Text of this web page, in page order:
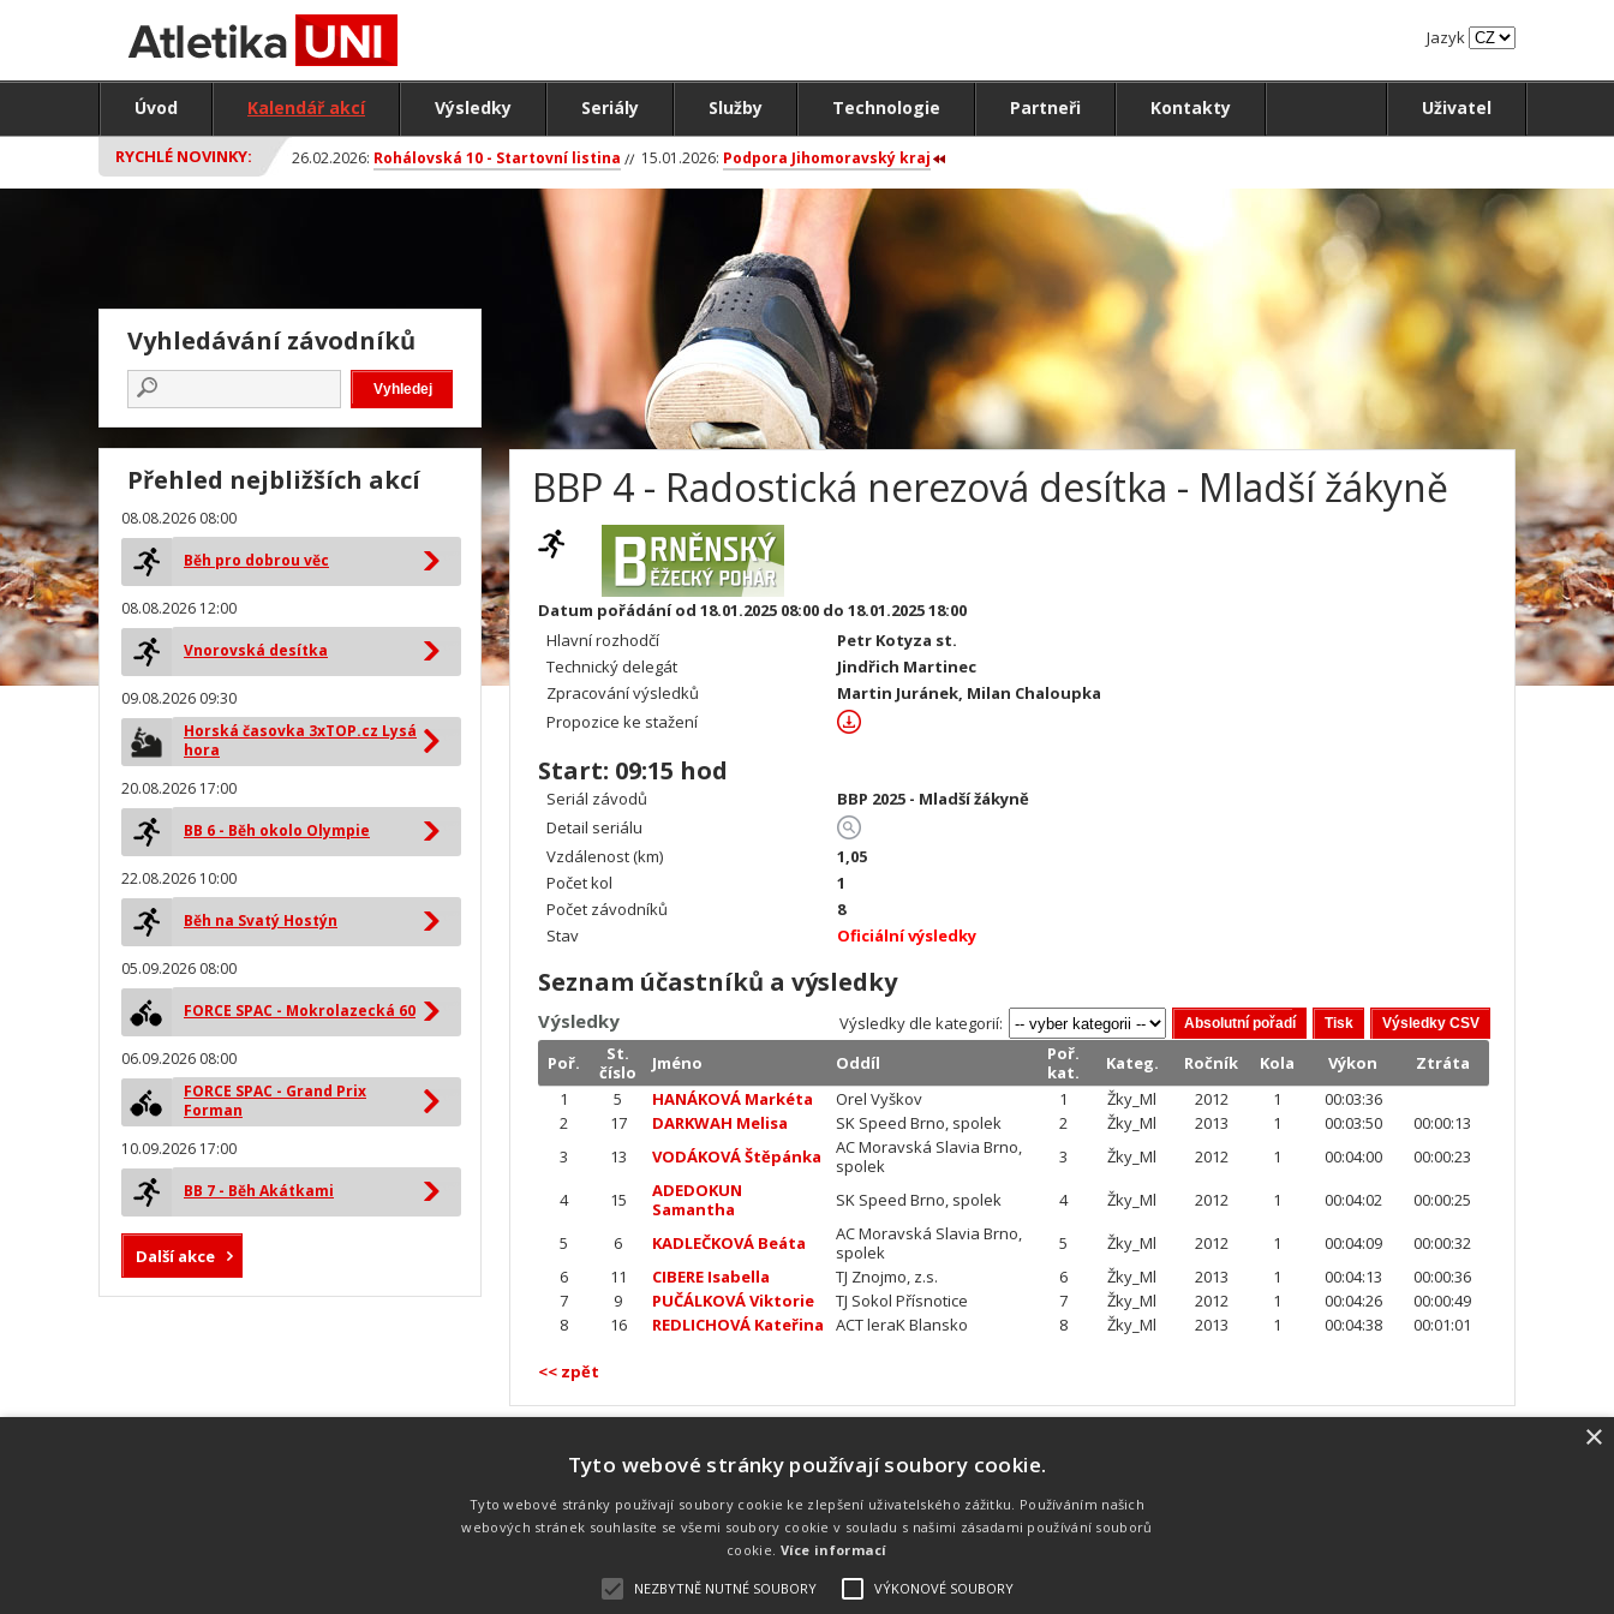
Jazyk
Úvod Kalendář akcí Výsledky Seriály Služby Technologie Partneři Kontakty Uživatel
RYCHLÉ NOVINKY: 26.02.2026: Rohálovská 10 - Startovní listina 15.01.2026: Podpora Jihomoravský kraj
BBP 4 - Radostická nerezová desítka - Mladší žákyně
Datum pořádání od 18.01.2025 08:00 do 18.01.2025 18:00
Hlavní rozhodčí
Petr Kotyza st.
Technický delegát
Jindřich Martinec
Zpracování výsledků
Martin Juránek, Milan Chaloupka
Propozice ke stažení
Start: 09:15 hod
Seriál závodů
BBP 2025 - Mladší žákyně
Detail seriálu
Vzdálenost (km)
1,05
Počet kol
1
Počet závodníků
8
Stav
Oficiální výsledky
Seznam účastníků a výsledky
Výsledky
Výsledky dle kategorií:
Poř.
St.
číslo
Jméno Oddíl
Poř.
kat.
Kateg. Ročník Kola Výkon
Ztráta
1
5 HANÁKOVÁ Markéta Orel Vyškov 1 Žky_Ml 2012 1
00:03:36
2
17 DARKWAH Melisa SK Speed Brno, spolek 2 Žky_Ml 2013 1 00:03:50
00:00:13
3
13 VODÁKOVÁ Štěpánka
AC Moravská Slavia Brno,
spolek
3 Žky_Ml 2012 1 00:04:00
00:00:23
4
15
ADEDOKUN
Samantha
SK Speed Brno, spolek 4 Žky_Ml 2012 1 00:04:02
00:00:25
5
6 KADLEČKOVÁ Beáta
AC Moravská Slavia Brno,
spolek
5 Žky_Ml 2012 1 00:04:09
00:00:32
6
11 CIBERE Isabella TJ Znojmo, z.s. 6 Žky_Ml 2013 1 00:04:13
00:00:36
7
9 PUČÁLKOVÁ Viktorie TJ Sokol Přísnotice 7 Žky_Ml 2012 1 00:04:26
00:00:49
8
16 REDLICHOVÁ Kateřina ACT leraK Blansko 8 Žky_Ml 2013 1 00:04:38 00:01:01
<< zpět
Vyhledávání závodníků
Přehled nejbližších akcí
08.08.2026 08:00
Běh pro dobrou věc
08.08.2026 12:00
Vnorovská desítka
09.08.2026 09:30
Horská časovka 3xTOP.cz Lysá
hora
20.08.2026 17:00
BB 6 - Běh okolo Olympie
22.08.2026 10:00
Běh na Svatý Hostýn
05.09.2026 08:00
FORCE SPAC - Mokrolazecká 60
06.09.2026 08:00
FORCE SPAC - Grand Prix
Forman
10.09.2026 17:00
BB 7 - Běh Akátkami
Další akce
technologie od společnosti MYLAPS. Tato
technologie je používána na olympijských
Náš tým
Náš tým je schopen na profesionální
úrovni zajistit pořádání sportovních
soutěží. Organizaci závodů, registraci na
místě, měření, zpracování a publikaci
zakázku. Lze online publikovat výsledky
×
Tyto webové stránky používají soubory cookie.
Tyto webové stránky používají soubory cookie ke zlepšení uživatelského zážitku. Používáním našich
webových stránek souhlasíte se všemi soubory cookie v souladu s našimi zásadami používání souborů
cookie. Více informací
NEZBYTNĚ NUTNÉ SOUBORY VÝKONOVÉ SOUBORY